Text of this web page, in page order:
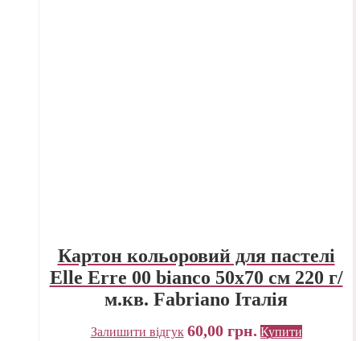
Картон кольоровий для пастелі
Elle Erre 00 bianco 50х70 см 220 г/
м.кв. Fabriano Італія
Залишити відгук 60,00 грн. Купити